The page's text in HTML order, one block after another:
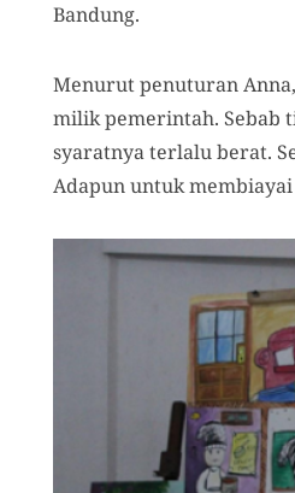
Bandung.
Menurut penuturan
milik pemerintah. Sebab
syaratnya terlalu berat.
Adapun untuk